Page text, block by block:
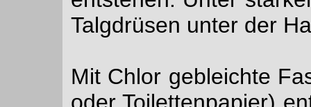
Talgdrüsen unter der
Mit Chlor gebleichte
oder Toilettenpapier)